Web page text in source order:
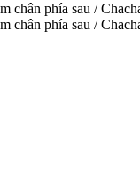
chân phía sau /
chân phía sau /